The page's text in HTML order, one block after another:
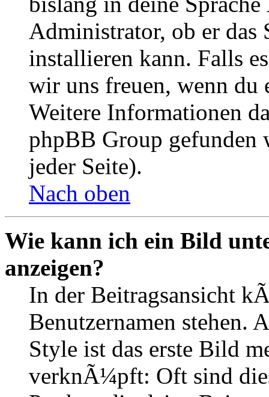
Administrator, ob er das
installieren kann. Falls
wir uns freuen, wenn
Weitere Informationen
phpBB Group gefunden
jeder Seite).
Nach oben
Wie kann ich ein Bild
anzeigen?
In der Beitragsansicht
Benutzernamen stehen.
Style ist das erste Bild
verknÃ¼pft: Oft sind